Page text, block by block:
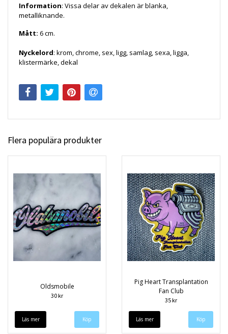
Information: Vissa delar av dekalen är blanka,
metalliknande.
Mått: 6 cm.
Nyckelord: krom, chrome, sex, ligg, samlag, sexa, ligga,
klistermärke, dekal
Flera populära produkter
Oldsmobile
30 kr
Läs mer
Pig Heart Transplantation
Fan Club
35 kr
Läs mer